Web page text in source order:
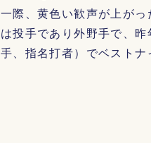
際、黄色い歓声が上がっ
投手であり外野手で、
、指名打者）でベストナ